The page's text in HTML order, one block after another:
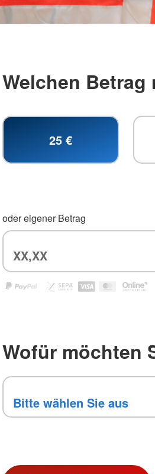
Welchen
25 €
oder eigener Betrag
Wofür möchten